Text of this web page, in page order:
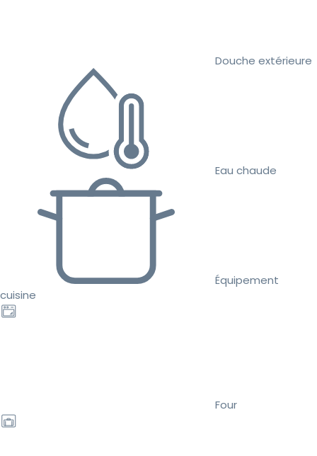
Douche extérieure
Eau chaude
Équipement
cuisine
Four